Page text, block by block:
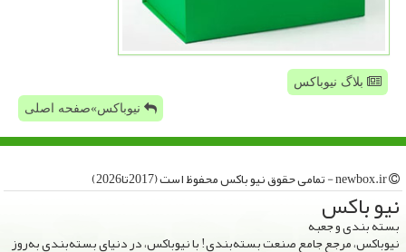
بلاگ نیوباکس
نیوباکس»صفحه اصلی
نیو باكس
بسته بندی و جعبه
نیوباکس، مرجع جامع صنعت بسته‌بندی! با نیوباکس، در دنیای بسته‌بندی به‌روز